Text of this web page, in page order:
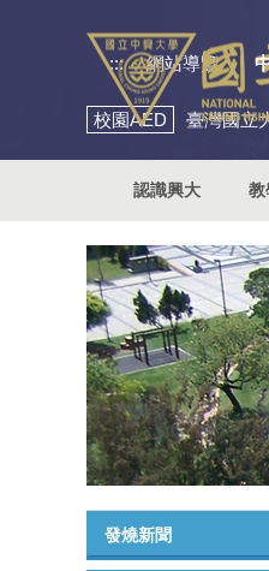
::: 網站導覽
校園AED 臺灣國立
認識興大 教
發燒新聞